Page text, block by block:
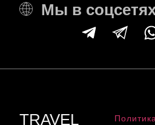
Мы в
TRAVEL